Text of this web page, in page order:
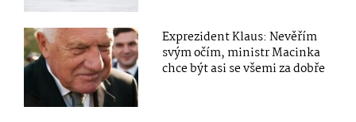
Exprezident Klaus: Nevěřím
svým očím, ministr Macinka
chce být asi se všemi za dobře